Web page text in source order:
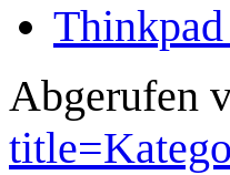
Abgerufen